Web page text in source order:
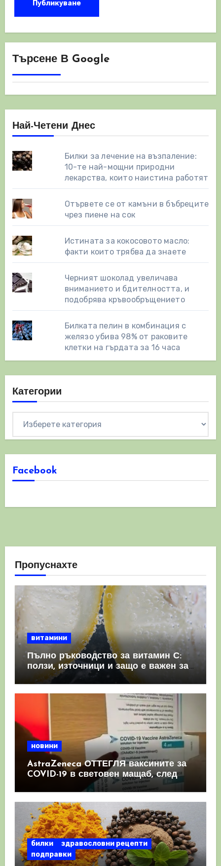
Търсене В Google
Най-Четени Днес
Билки за лечение на възпаление:
10-те най-мощни природни
лекарства, които наистина работят
Отървете се от камъни в бъбреците
чрез пиене на сок
Истината за кокосовото масло:
факти които трябва да знаете
Черният шоколад увеличава
вниманието и бдителността, и
подобрява кръвообръщението
Билката пелин в комбинация с
желязо убива 98% от раковите
клетки на гърдата за 16 часа
Категории
Facebook
Пропуснахте
витамини
Пълно ръководство за витамин С:
ползи, източници и защо е важен за
имунната система
новини
AstraZeneca ОТТЕГЛЯ ваксините за
COVID-19 в световен мащаб, след
като призна, че те причиняват
билки
здравословни рецепти
подправки